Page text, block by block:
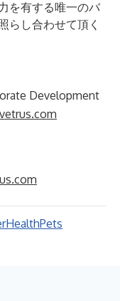
を有する唯一のバ
らし合わせて頂く
Development
HealthPets